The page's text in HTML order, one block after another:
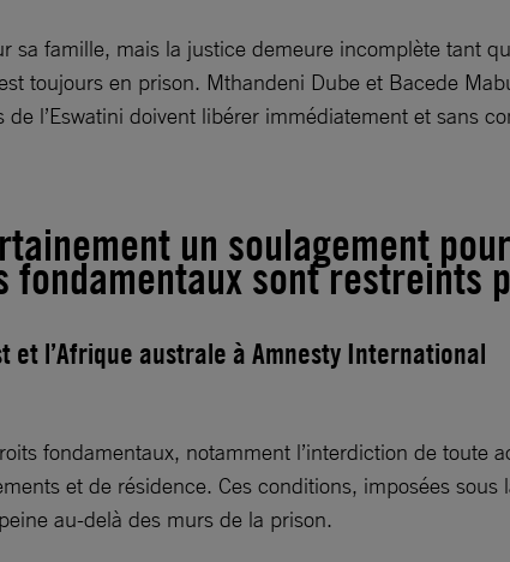
famille, mais la justice demeure incomplète tant
toujours en prison. Mthandeni Dube et Bacede
l’Eswatini doivent libérer immédiatement et sans
un soulagement
sont restreints
et l’Afrique australe à Amnesty International
fondamentaux, notamment l’interdiction de toute
et de résidence. Ces conditions, imposées sous
au-delà des murs de la prison.